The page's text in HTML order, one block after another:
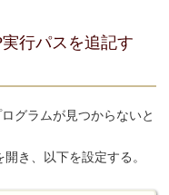
実行パスを追記す
グラムが見つからないと
き、以下を設定する。